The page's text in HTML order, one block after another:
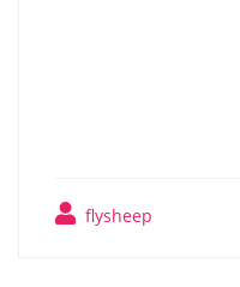
flysheep